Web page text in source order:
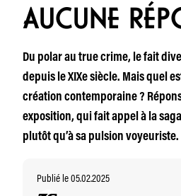
AUCUNE
Du polar au true crime, le fait
depuis le XIXe siècle. Mais quel
création contemporaine ?
exposition, qui fait appel à la
plutôt qu’à sa pulsion voyeuriste.
Publié le 05.02.2025